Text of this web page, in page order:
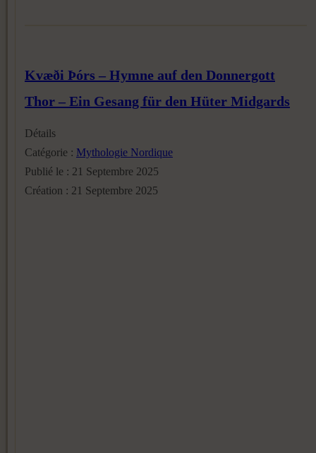
Kvæði Þórs – Hymne auf den Donnergott
Thor – Ein Gesang für den Hüter Midgards
Détails
Catégorie : Mythologie Nordique
Publié le : 21 Septembre 2025
Création : 21 Septembre 2025